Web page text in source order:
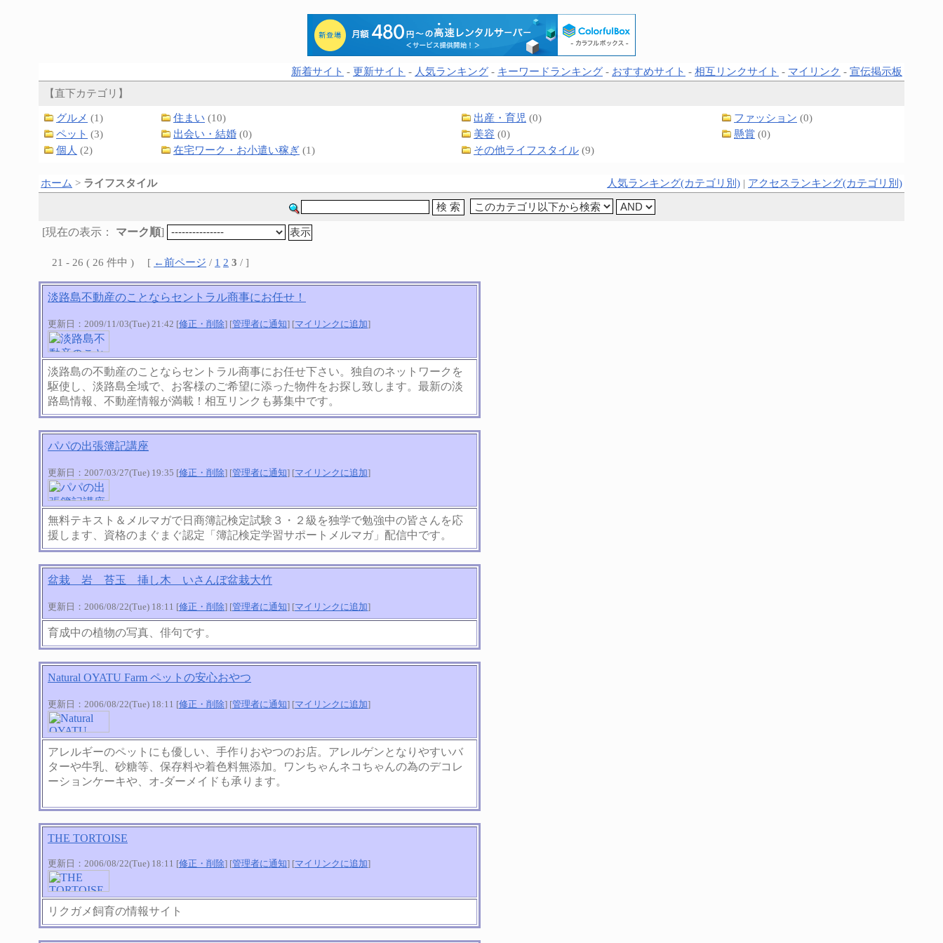
新着サイト - 更新サイト - 人気ランキング - キーワードランキング - おすすめサイト - 相互リンクサイト - マイリンク - 宣伝掲示板
【直下カテゴリ】
グルメ (1) 住まい (10) 出産・育児 (0) ファッション (0)
ペット (3) 出会い・結婚 (0) 美容 (0) 懸賞 (0)
個人 (2) 在宅ワーク・お小遣い稼ぎ (1) その他ライフスタイル (9)
ホーム > ライフスタイル 人気ランキング(カテゴリ別) | アクセスランキング(カテゴリ別)
[現在の表示： マーク順]
21 - 26 ( 26 件中 ) [ ←前ページ / 1 2 3 / ]
淡路島不動産のことならセントラル商事にお任せ！
更新日：2009/11/03(Tue) 21:42 [修正・削除] [管理者に通知] [マイリンクに追加]
淡路島の不動産のことならセントラル商事にお任せ下さい。独自のネットワークを
駆使し、淡路島全域で、お客様のご希望に添った物件をお探し致します。最新の淡
路島情報、不動産情報が満載！相互リンクも募集中です。
パパの出張簿記講座
更新日：2007/03/27(Tue) 19:35 [修正・削除] [管理者に通知] [マイリンクに追加]
無料テキスト＆メルマガで日商簿記検定試験３・２級を独学で勉強中の皆さんを応
援します、資格のまぐまぐ認定「簿記検定学習サポートメルマガ」配信中です。
盆栽 岩 苔玉 挿し木 いさんぼ盆栽大竹
更新日：2006/08/22(Tue) 18:11 [修正・削除] [管理者に通知] [マイリンクに追加]
育成中の植物の写真、俳句です。
Natural OYATU Farm ペットの安心おやつ
更新日：2006/08/22(Tue) 18:11 [修正・削除] [管理者に通知] [マイリンクに追加]
アレルギーのペットにも優しい、手作りおやつのお店。アレルゲンとなりやすいバ
ターや牛乳、砂糖等、保存料や着色料無添加。ワンちゃんネコちゃんの為のデコレ
ーションケーキや、オ-ダーメイドも承ります。
THE TORTOISE
更新日：2006/08/22(Tue) 18:11 [修正・削除] [管理者に通知] [マイリンクに追加]
リクガメ飼育の情報サイト